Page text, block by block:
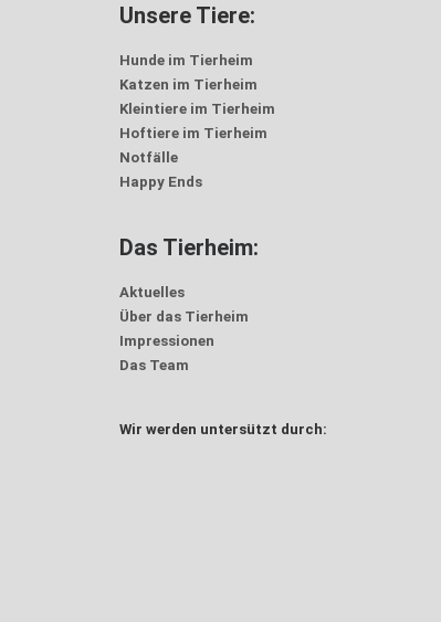
Unsere Tiere:
Hunde im Tierheim
Katzen im Tierheim
Kleintiere im Tierheim
Hoftiere im Tierheim
Notfälle
Happy Ends
Das Tierheim:
Aktuelles
Über das Tierheim
Impressionen
Das Team
Wir werden untersützt durch: